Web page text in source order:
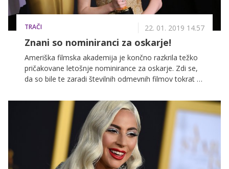
TRAČI 22. 01. 2019 14.57
Znani so nominiranci za oskarje!
Ameriška filmska akademija je končno razkrila težko
pričakovane letošnje nominirance za oskarje. Zdi se,
da so bile te zaradi številnih odmevnih filmov tokrat še
takšen, kot so ga napovedovali filmski analitiki.